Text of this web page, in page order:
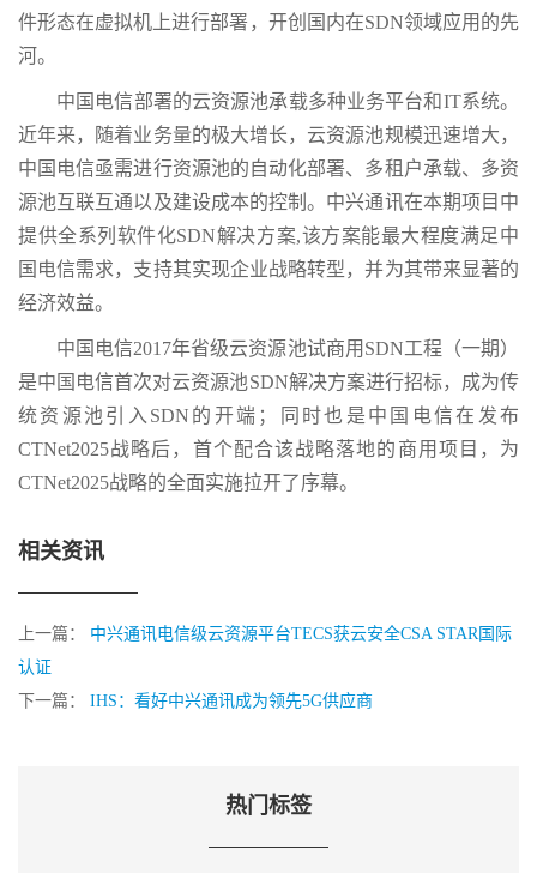
件形态在虚拟机上进行部署，开创国内在SDN领域应用的先
河。
中国电信部署的云资源池承载多种业务平台和IT系统。
近年来，随着业务量的极大增长，云资源池规模迅速增大，
中国电信亟需进行资源池的自动化部署、多租户承载、多资
源池互联互通以及建设成本的控制。中兴通讯在本期项目中
提供全系列软件化SDN解决方案,该方案能最大程度满足中
国电信需求，支持其实现企业战略转型，并为其带来显著的
经济效益。
中国电信2017年省级云资源池试商用SDN工程（一期）
是中国电信首次对云资源池SDN解决方案进行招标，成为传
统资源池引入SDN的开端；同时也是中国电信在发布
CTNet2025战略后，首个配合该战略落地的商用项目，为
CTNet2025战略的全面实施拉开了序幕。
相关资讯
上一篇： 中兴通讯电信级云资源平台TECS获云安全CSA STAR国际
认证
下一篇： IHS：看好中兴通讯成为领先5G供应商
热门标签